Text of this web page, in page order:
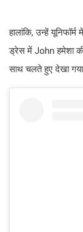
हालांकि, उन्हें
ड्रेस में John हमेशा
साथ चलते हुए देखा